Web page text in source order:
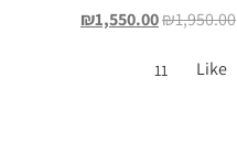
₪1,950.00
₪1,550.00
Like
11